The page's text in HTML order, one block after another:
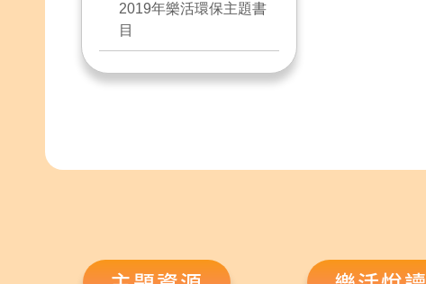
2019年樂活環保主題書
目